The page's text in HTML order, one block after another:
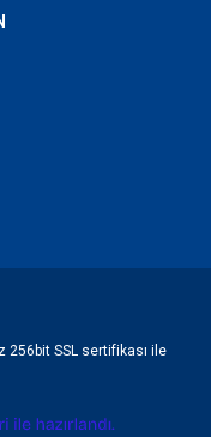
256bit SSL sertifikası ile
e-